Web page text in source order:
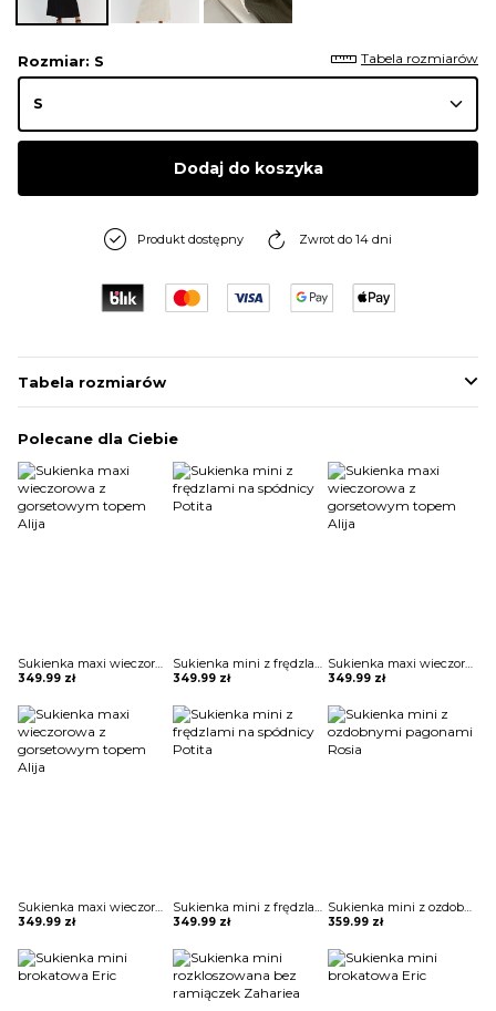
Rozmiar: S Tabela rozmiarów
Dodaj do koszyka
Produkt dostępny Zwrot do 14 dni
Tabela rozmiarów
Polecane dla Ciebie
349.99 zł 349.99 zł
Sukienka maxi wieczorowa z gorsetowym topem Alija
349.99 zł
349.99 zł 349.99 zł
Sukienka mini z ozdobnymi pagonami Rosia
359.99 zł